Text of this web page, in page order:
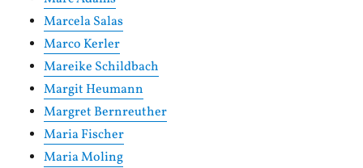
Marcela Salas
Marco Kerler
Mareike Schildbach
Margit Heumann
Margret Bernreuther
Maria Fischer
Maria Moling